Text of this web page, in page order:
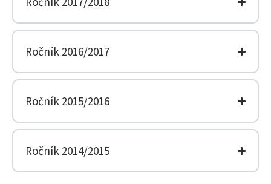
Ročník 2016/2017
Ročník 2015/2016
Ročník 2014/2015